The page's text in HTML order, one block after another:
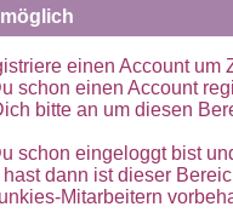
einen Account um
schon einen Account
bitte an um diesen
schon eingeloggt bist
dann ist dieser
Mitarbeitern